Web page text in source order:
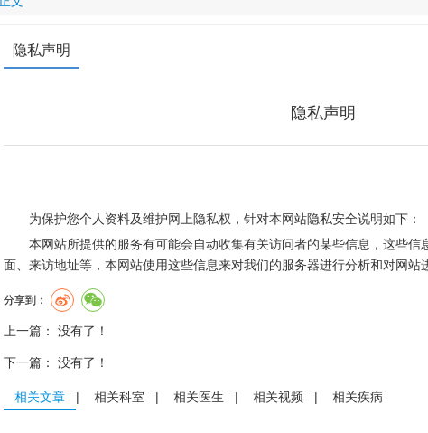
隐私声明
隐私声明
为保护您个人资料及维护网上隐私权，针对本网站隐私安全说明如下：
本网站所提供的服务有可能会自动收集有关访问者的某些信息，这些
面、来访地址等，本网站使用这些信息来对我们的服务器进行分析和对网站
分享到：
上一篇： 没有了！
下一篇： 没有了！
相关文章 | 相关科室 | 相关医生 | 相关视频 | 相关疾病